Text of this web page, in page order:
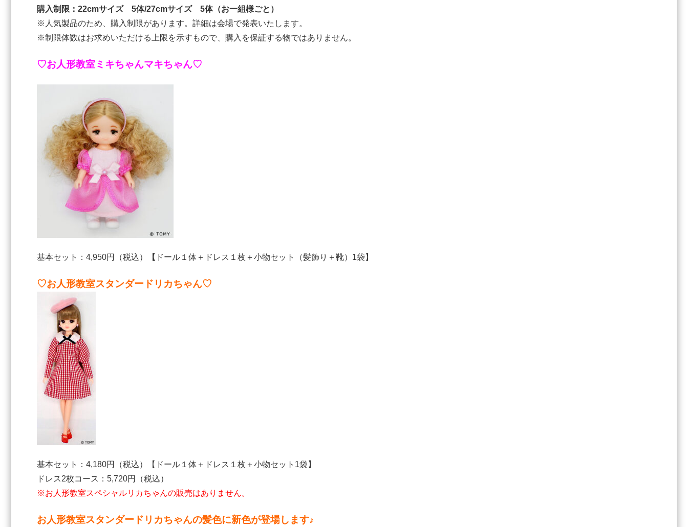
購入制限：22cmサイズ 5体/27cmサイズ 5体（お一組様ごと）
※人気製品のため、購入制限があります。詳細は会場で発表いたします。
※制限体数はお求めいただける上限を示すもので、購入を保証する物ではありません。
♡お人形教室ミキちゃんマキちゃん♡
基本セット：4,950円（税込） 【 ドール１体＋ドレス１枚＋小物セット（髪飾り＋靴）1袋】
♡お人形教室スタンダードリカちゃん♡
基本セット：4,180円（税込）【ドール１体＋ドレス１枚＋小物セット1袋】
ドレス2枚コース：5,720円（税込）
※お人形教室スペシャルリカちゃんの販売はありません。
お人形教室スタンダードリカちゃんの髪色に新色が登場します♪